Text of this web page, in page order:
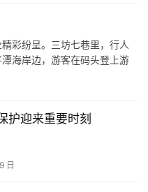
能源转型和应对气候变化的
彩纷呈。三坊七巷里，行人
海岸边，游客在码头登上游
好。 2024年10月，习近平总
自然禀赋与深厚的人文底蕴…
护迎来重要时刻
日